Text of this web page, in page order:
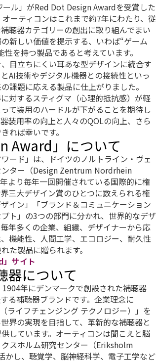
ール」がRed Dot Design Awardを受賞した
ーティコンはこれまで約7年にわたり、従
聴器カテゴリーの創出に取り組んでまい
新しい価値を提示する、いわば“ゲーム
を持つ製品であると考えています。
目立ちにくい耳あな型デザインに統合す
AI技術やデジタル機器との接続性といっ
課題に応える製品に仕上がりました。
対するスティグマ（心理的抵抗感）が軽
て装用のハードルが下がることを期待し
装用率の向上と人々のQOLの向上、さら
れば幸いです。
Award」について
ード」は、ドイツのノルトライン・ヴェ
ンター（Design Zentrum Nordrhein
より毎年一回開催されている国際的に権
三大デザイン賞のひとつに数えられる権
イン」「ブランド＆コミュニケーション
ト」の3つの部門に分かれ、世界的なデザ
年多くの企業、組織、デザイナーから応
機能性、人間工学、エコロジー、耐久性
た製品に贈られます。
サイト
器について
年にデンマークで創設された補聴器
る補聴器ブランドです。企業理念に
ライフチェンジング テクノロジー）」を
界の実現を目指して、革新的な補聴器と
しています。オーティコンは聞こえと脳
スホルム研究センター（Eriksholm
かし、聴覚学、脳神経科学、電子工学など